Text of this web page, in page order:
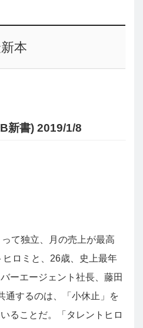
本
新書) 2019/1/8
て独立、月の売上が最高
ロミと、26歳、史上最年
ーエージェント社長、藤田
通するのは、「小休止」を
ることだ。「タレントヒロ